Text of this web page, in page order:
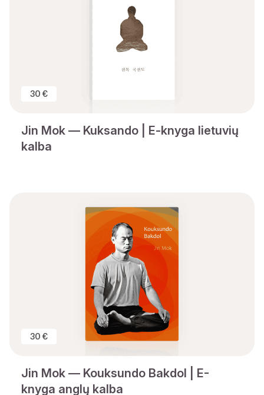
30 €
Jin Mok — Kuksando | E-knyga lietuvių
kalba
30 €
Jin Mok — Kouksundo Bakdol | E-
knyga anglų kalba